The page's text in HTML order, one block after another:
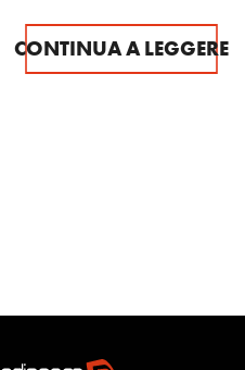
CONTINUA A LEGGERE